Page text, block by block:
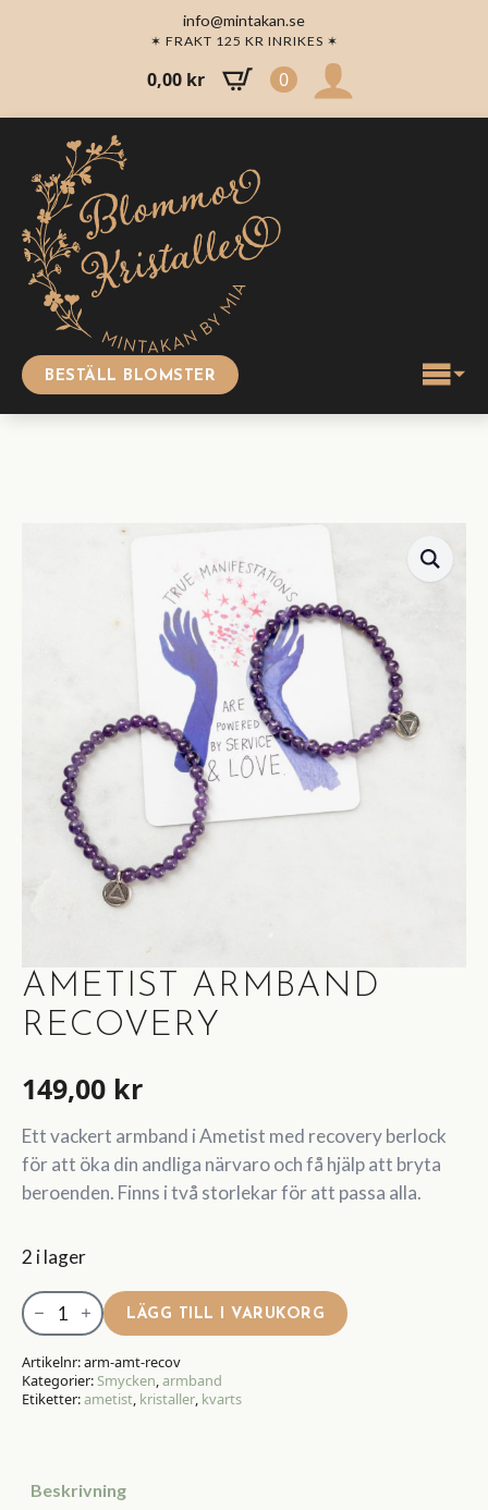
info@mintakan.se
✶ FRAKT 125 KR INRIKES ✶
0,00 kr 0
BESTÄLL BLOMSTER
AMETIST ARMBAND
RECOVERY
149,00 kr
Ett vackert armband i Ametist med recovery berlock
för att öka din andliga närvaro och få hjälp att bryta
beroenden. Finns i två storlekar för att passa alla.
2 i lager
Ametist
Armband
Recovery
mängd
LÄGG TILL I VARUKORG
Artikelnr:arm-amt-recov
Kategorier: Smycken armband
Etiketter:ametist kristaller kvarts
Beskrivning